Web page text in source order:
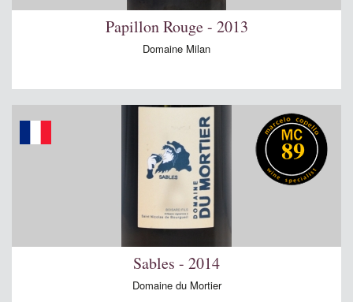
Papillon Rouge - 2013
Domaine Milan
89
Sables - 2014
Domaine du Mortier